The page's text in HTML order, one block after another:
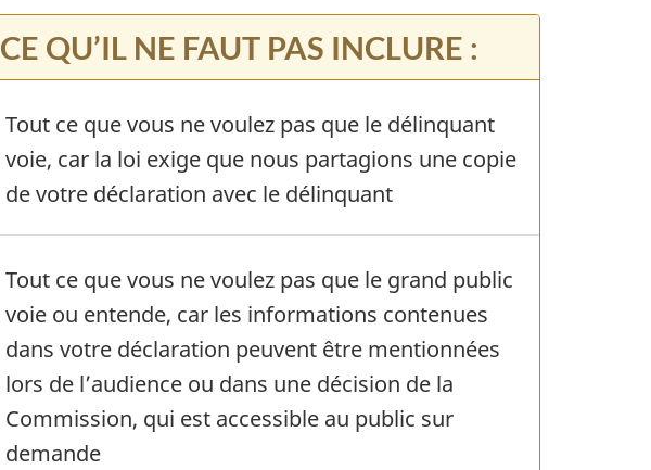
CE QU’IL NE FAUT PAS INCLURE :
Tout ce que vous ne voulez pas que le délinquant
voie, car la loi exige que nous partagions une copie
de votre déclaration avec le délinquant
Tout ce que vous ne voulez pas que le grand public
voie ou entende, car les informations contenues
dans votre déclaration peuvent être mentionnées
lors de l’audience ou dans une décision de la
Commission, qui est accessible au public sur
demande